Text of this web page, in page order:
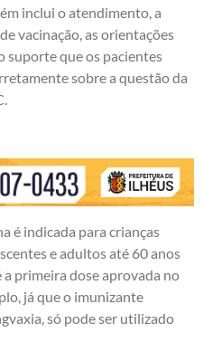
inclui o atendimento, a
vacinação, as orientações
suporte que os pacientes
sobre a questão da
é indicada para crianças
e adultos até 60 anos
primeira dose aprovada no
já que o imunizante
só pode ser utilizado